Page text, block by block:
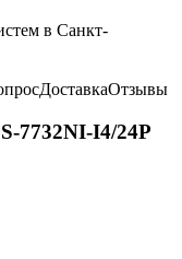
в Санкт-
ДоставкаОтзывы
7732NI-I4/24P